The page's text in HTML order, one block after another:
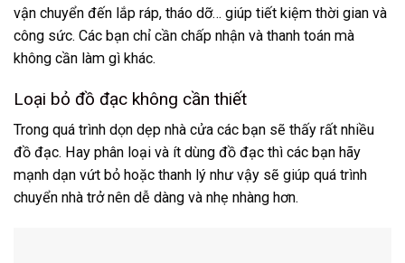
vận chuyển đến lắp ráp, tháo dỡ… giúp tiết kiệm thời gian và
công sức. Các bạn chỉ cần chấp nhận và thanh toán mà
không cần làm gì khác.
Loại bỏ đồ đạc không cần thiết
Trong quá trình dọn dẹp nhà cửa các bạn sẽ thấy rất nhiều
đồ đạc. Hay phân loại và ít dùng đồ đạc thì các bạn hãy
mạnh dạn vứt bỏ hoặc thanh lý như vậy sẽ giúp quá trình
chuyển nhà trở nên dễ dàng và nhẹ nhàng hơn.